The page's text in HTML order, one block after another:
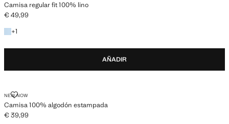
Camisa regular fit 100% lino
Precio actual [€ 49,99 ]
€ 49,99
+1
+1 color
AÑADIR
NEW NOW
Camisa 100% algodón estampada
CAMISA 100% ALGODÓN ESTAMPADA
Precio actual [€ 39,99 ]
€ 39,99